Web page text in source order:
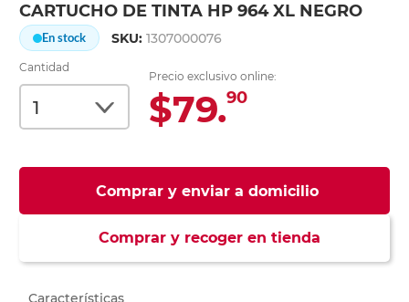
CARTUCHO DE TINTA HP 964 XL NEGRO
En stock SKU:1307000076
Cantidad
Precio exclusivo online:
$79.90
Comprar y enviar a domicilio
Comprar y recoger en tienda
Características